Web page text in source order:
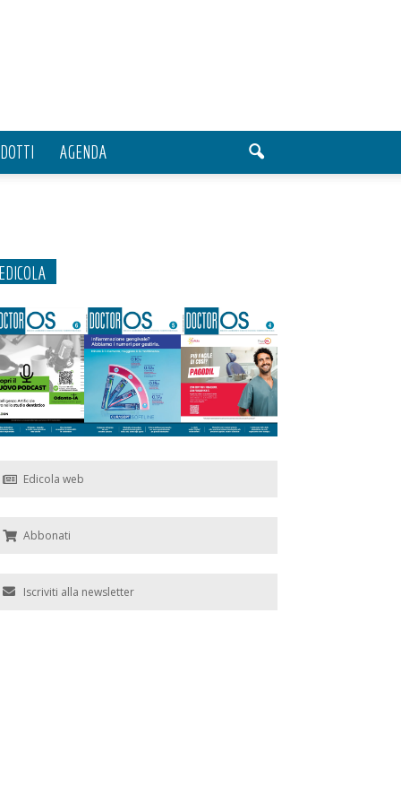
AGENDA
Edicola web
Abbonati
Iscriviti alla newsletter